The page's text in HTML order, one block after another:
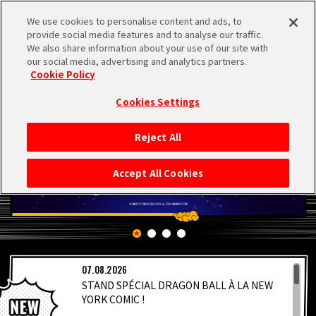
MEN
ACCUEIL
NEWS
À NE PAS MANQUER
VIDÉOS
07.08.2026
STAND SPÉCIAL DRAGON BALL À LA NEW
YORK COMIC !
We use cookies to personalise content and ads, to
provide social media features and to analyse our traffic.
We also share information about your use of our site with
our social media, advertising and analytics partners.
Cookie Policy
Cookies Settings
Reject All
Accept All Cookies